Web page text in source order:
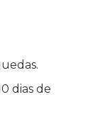
dias de